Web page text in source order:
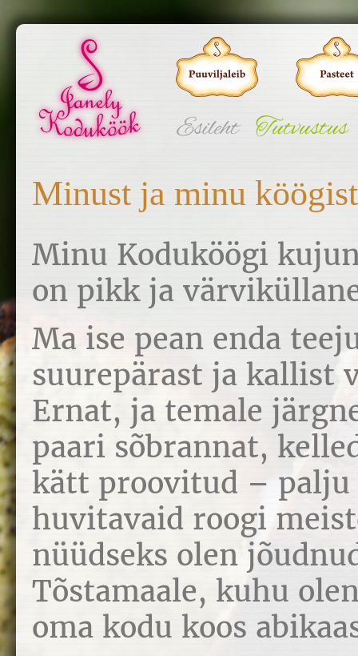
Esileht Tutvustus
Minust ja minu
Minu Koduköögi
on pikk ja
Ma ise pean enda
suurepärast ja kallist
Ernat, ja temale
paari sõbrannat,
kätt proovitud – palju
huvitavaid roogi
nüüdseks olen
Tõstamaale, kuhu
oma kodu koos